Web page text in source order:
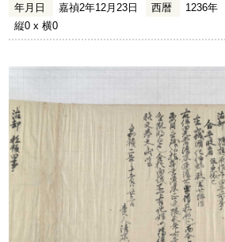
年月日 嘉禎2年12月23日 西暦 1236年
縦0 x 横0